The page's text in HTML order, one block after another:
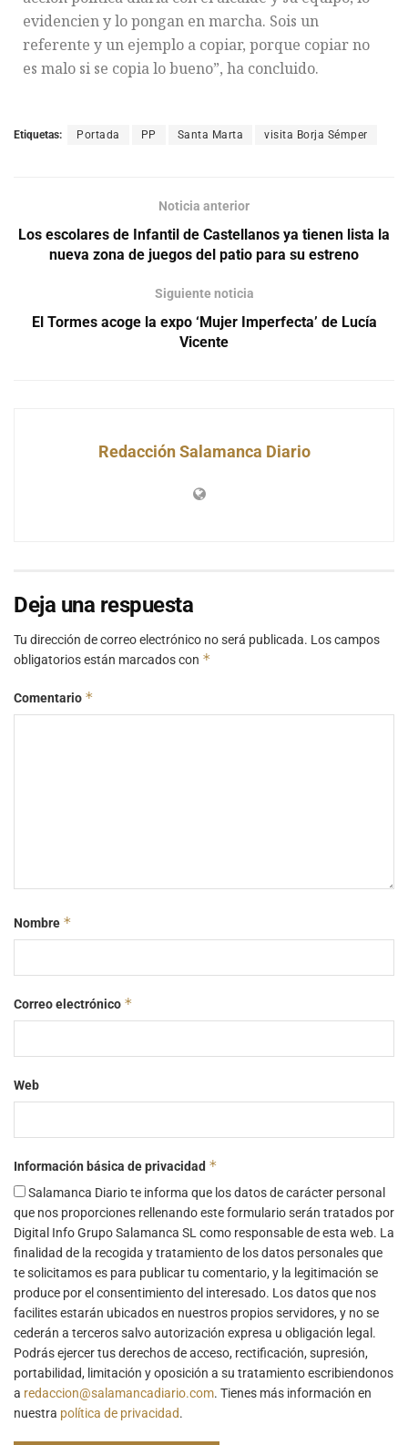
evidencien y lo pongan en marcha. Sois un
referente y un ejemplo a copiar, porque copiar no
es malo si se copia lo bueno”, ha concluido.
Etiquetas: Portada PP Santa Marta visita Borja Sémper
Noticia anterior
Los escolares de Infantil de Castellanos ya tienen lista la
nueva zona de juegos del patio para su estreno
Siguiente noticia
El Tormes acoge la expo ‘Mujer Imperfecta’ de Lucía
Vicente
Redacción Salamanca Diario
Deja una respuesta
Tu dirección de correo electrónico no será publicada. Los campos
obligatorios están marcados con *
Comentario *
Nombre *
Correo electrónico *
Web
Información básica de privacidad *
Salamanca Diario te informa que los datos de carácter personal
que nos proporciones rellenando este formulario serán tratados por
Digital Info Grupo Salamanca SL como responsable de esta web. La
finalidad de la recogida y tratamiento de los datos personales que
te solicitamos es para publicar tu comentario, y la legitimación se
produce por el consentimiento del interesado. Los datos que nos
facilites estarán ubicados en nuestros propios servidores, y no se
cederán a terceros salvo autorización expresa u obligación legal.
Podrás ejercer tus derechos de acceso, rectificación, supresión,
portabilidad, limitación y oposición a su tratamiento escribiendonos
a redaccion@salamancadiario.com. Tienes más información en
nuestra política de privacidad.